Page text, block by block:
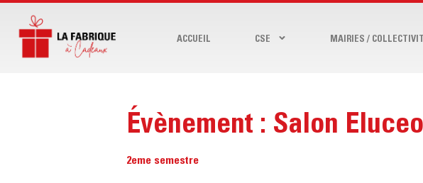
ACCUEIL CSE MAIRIES /
Évènement : Salon
2eme semestre